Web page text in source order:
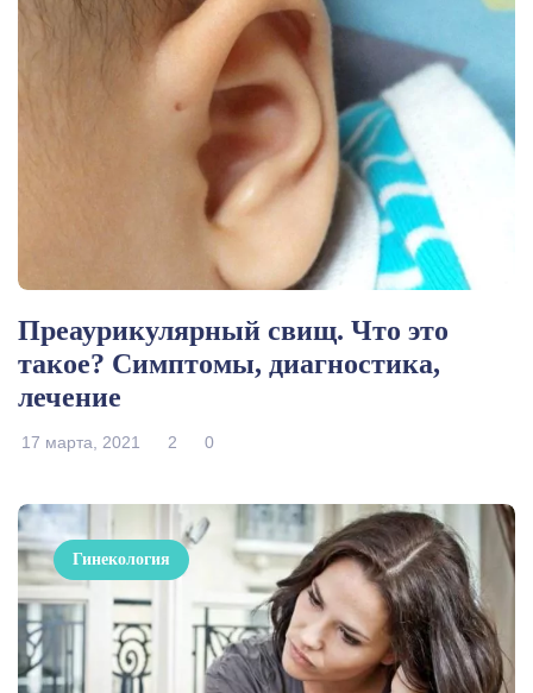
Преаурикулярный свищ. Что это
такое? Симптомы, диагностика,
лечение
17 марта, 2021 2 0
Гинекология